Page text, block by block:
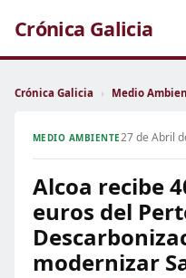
Crónica Galicia
Crónica Galicia › Medio
MEDIO AMBIENTE27 de Abril
Alcoa recibe
euros del
modernizar